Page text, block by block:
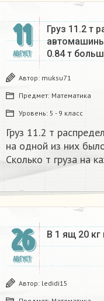
11
АВГУСТ
Груз 11.2 т
0.84 т
Автор: muksu71
Предмет: Математика
Уровень: 5 - 9 класс
Груз 11.2 т
на одной из них
Сколько т груза на
26
АВГУСТ
В 1 ящ 20 кг
Автор: ledidi15